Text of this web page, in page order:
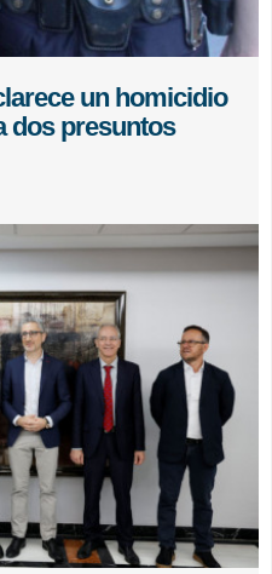
un homicidio
dos presuntos